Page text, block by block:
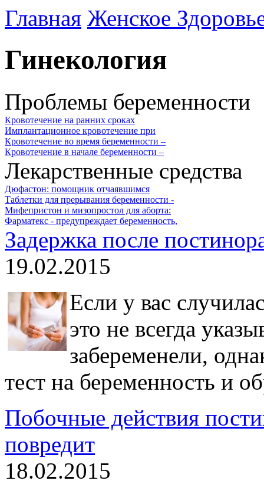
Главная Женское
Гинекология
Проблемы беременности
Кровотечение на ранних сроках
Имплантационное кровотечение при
Кровотечение во время беременности –
Кровотечение в начале беременности –
Лекарственные средства
Дюфастон: помощник отчаявшимся
Таблетки для прерывания беременности -
Мифепристон и мизопростол для аборта:
Фарматекс - предупреждает беременность,
Задержка после
19.02.2015
Если у вас
это не всегда
забеременели,
тест на беременность и
Побочные действия
повредит
18.02.2015